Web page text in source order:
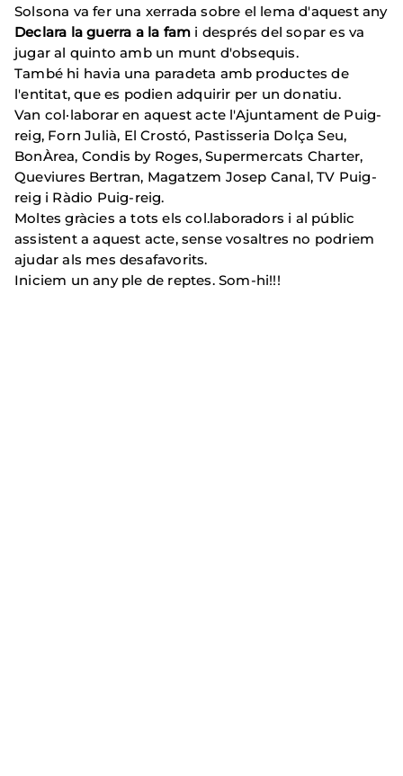
Solsona va fer una xerrada sobre el lema d'aquest any
Declara la guerra a la fam i després del sopar es va
jugar al quinto amb un munt d'obsequis.
També hi havia una paradeta amb productes de
l'entitat, que es podien adquirir per un donatiu.
Van col·laborar en aquest acte l'Ajuntament de Puig-
reig, Forn Julià, El Crostó, Pastisseria Dolça Seu,
BonÀrea, Condis by Roges, Supermercats Charter,
Queviures Bertran, Magatzem Josep Canal, TV Puig-
reig i Ràdio Puig-reig.
Moltes gràcies a tots els col.laboradors i al públic
assistent a aquest acte, sense vosaltres no podriem
ajudar als mes desafavorits.
Iniciem un any ple de reptes. Som-hi!!!